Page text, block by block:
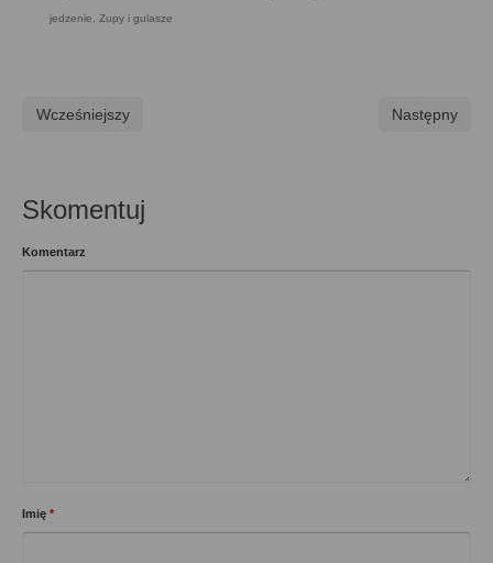
jedzenie Zupy i gulasze
Wcześniejszy Następny
Skomentuj
Komentarz
Imię *